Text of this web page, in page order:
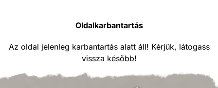
Oldalkarbantartás
Az oldal jelenleg karbantartás alatt áll! Kérjük, látogass
vissza később!